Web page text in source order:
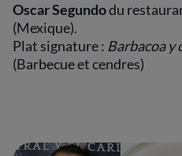
Oscar Segundodu
(Mexique).
Plat signature : Barbacoa y
(Barbecue et cendres)